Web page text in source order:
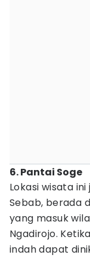
6. Pantai Soge
Lokasi wisata
Sebab, berada
yang masuk
Ngadirojo.
indah dapat